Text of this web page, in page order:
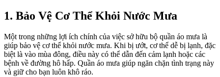
1. Bảo Vệ Cơ Thể Khỏi Nước Mưa
Một trong những lợi ích chính của việc sở hữu bộ quần áo mưa là
giúp bảo vệ cơ thể khỏi nước mưa. Khi bị ướt, cơ thể dễ bị lạnh, đặc
biệt là vào mùa đông, điều này có thể dẫn đến cảm lạnh hoặc các
bệnh về đường hô hấp. Quần áo mưa giúp ngăn chặn tình trạng này
và giữ cho bạn luôn khô ráo.